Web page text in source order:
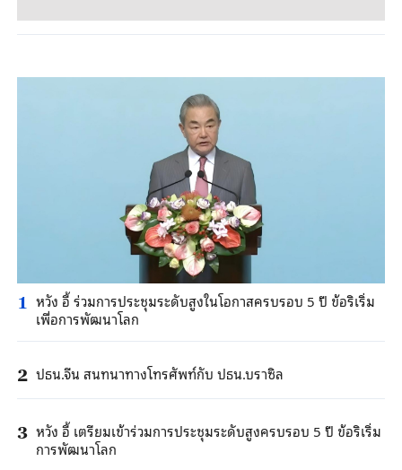
1 หวัง อี้ ร่วมการประชุมระดับสูงในโอกาสครบรอบ 5 ปี ข้อริเริ่ม
เพื่อการพัฒนาโลก
2 ปธน.จีน สนทนาทางโทรศัพท์กับ ปธน.บราซิล
3 หวัง อี้ เตรียมเข้าร่วมการประชุมระดับสูงครบรอบ 5 ปี ข้อริเริ่ม
การพัฒนาโลก